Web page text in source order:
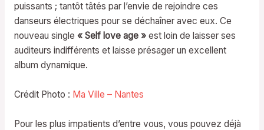
puissants ; tantôt tâtés par l’envie de rejoindre ces
danseurs électriques pour se déchaîner avec eux. Ce
nouveau single « Self love age »est loin de laisser ses
auditeurs indifférents et laisse présager un excellent
album dynamique.
Crédit Photo : Ma Ville – Nantes
Pour les plus impatients d’entre vous, vous pouvez déjà